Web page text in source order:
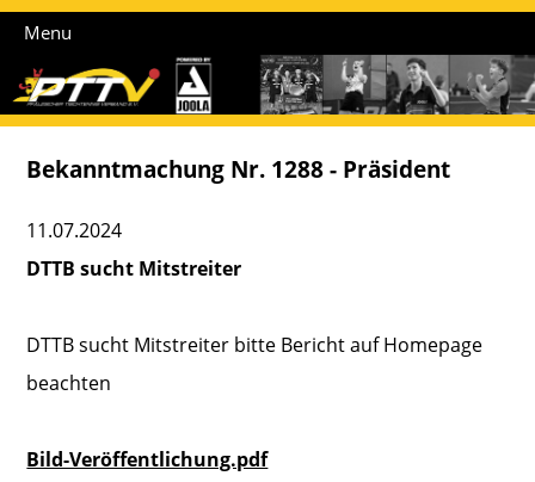
Menu
Bekanntmachung Nr. 1288 - Präsident
11.07.2024
DTTB sucht Mitstreiter
DTTB sucht Mitstreiter bitte Bericht auf Homepage
beachten
Bild-Veröffentlichung.pdf